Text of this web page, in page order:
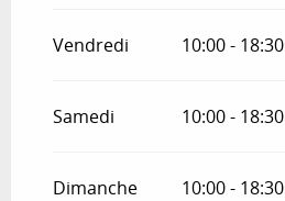
Vendredi 10:00 - 18:30
Samedi 10:00 - 18:30
Dimanche 10:00 - 18:30